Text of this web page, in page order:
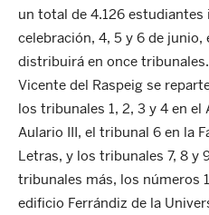
un total de 4.126
celebración, 4, 5 y 6 de
distribuirá en once
Vicente del Raspeig se
los tribunales 1, 2, 3 y 4 en
Aulario III, el tribunal 6 en la
Letras, y los tribunales 7, 8 y
tribunales más, los números
edificio Ferrándiz de la